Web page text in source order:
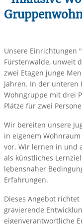
Unsere Einrichtungen
Fürstenwalde, unweit
zwei Etagen junge
Jahren. In der unteren
Wohngruppe mit drei
Plätze für zwei
Wir bereiten unsere
in eigenem
vor. Wir lernen in und
als künstliches
lebensnaher
Erfahrungen.
Dieses Angebot
gravierende
eigenverantwortliche